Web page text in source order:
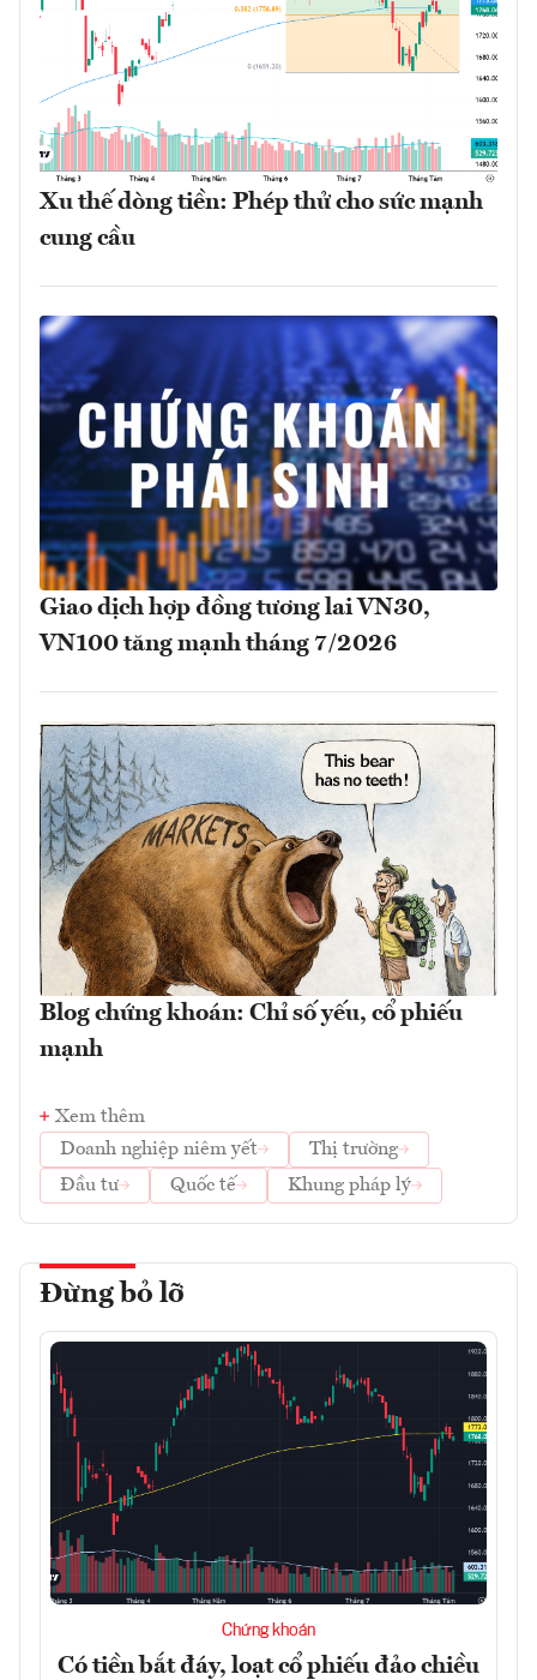
Xu thế dòng tiền: Phép thử cho sức mạnh
cung cầu
Giao dịch hợp đồng tương lai VN30,
VN100 tăng mạnh tháng 7/2026
Blog chứng khoán: Chỉ số yếu, cổ phiếu
mạnh
Xem thêm
Doanh nghiệp niêm yết
Thị trường
Đầu tư
Quốc tế Khung pháp lý
Đừng bỏ lỡ
Chứng khoán
Có tiền bắt đáy, loạt cổ phiếu đảo chiều